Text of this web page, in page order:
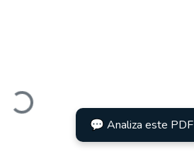
Loading...
💬 Analiza este